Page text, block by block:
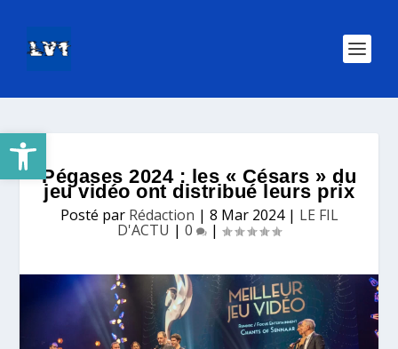
Ouvrir la barre d’outils
Pégases 2024 : les « Césars » du
jeu vidéo ont distribué leurs prix
Posté par Rédaction | 8 Mar 2024| LE FIL
D'ACTU | 0 |